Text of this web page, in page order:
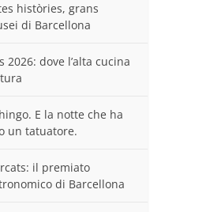
històries, grans
di Barcellona
2026: dove l’alta cucina
E la notte che ha
un tatuatore.
il premiato
di Barcellona